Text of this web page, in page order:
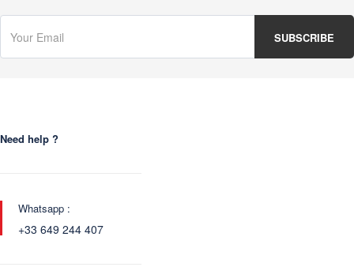
Need help ?
Whatsapp :
+33 649 244 407